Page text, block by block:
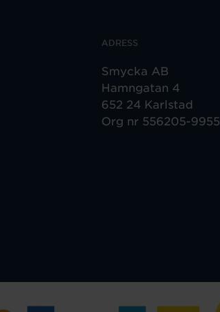
ADRESS
Smycka AB
Hamngatan 4
652 24 Karlstad
Org nr 556205-9955